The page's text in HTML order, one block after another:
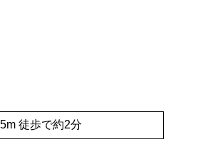
徒歩で約2分